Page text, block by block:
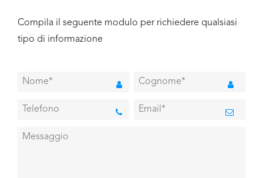
Compila il seguente modulo per richiedere qualsiasi
tipo di informazione